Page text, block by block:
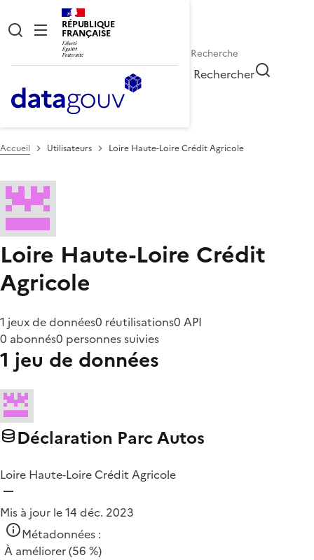
RÉPUBLIQUE
FRANÇAISE
Rechercher
Accueil Utilisateurs Loire Haute-Loire Crédit Agricole
Loire Haute-Loire Crédit
Agricole
1 jeux de données0 réutilisations0 API
0 abonnés0 personnes suivies
1 jeu de données
Déclaration Parc Autos
Loire Haute-Loire Crédit Agricole
Mis à jour le 14 déc. 2023
Métadonnées :
À améliorer(56 %)